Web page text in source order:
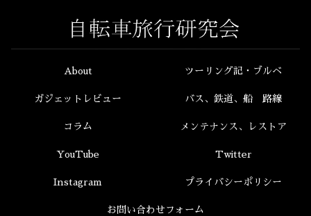
About ツーリング記・ブルベ
ガジェットレビュー バス、鉄道、船 路線
コラム メンテナンス、レストア
YouTube Twitter
Instagram プライバシーポリシー
お問い合わせフォーム